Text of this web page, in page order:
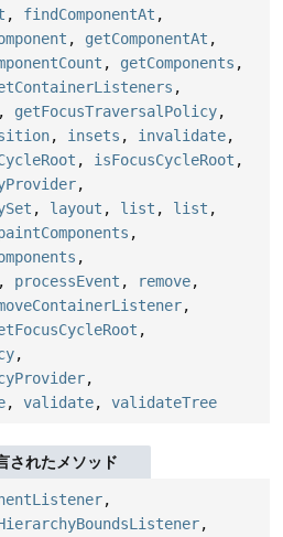
, findComponentAt ,
, getComponentAt ,
, getComponents ,
,
, getFocusTraversalPolicy,
, insets , invalidate,
, isFocusCycleRoot ,
,
, layout , list , list ,
,
,
, processEvent , remove,
,
,
,
,
, validate, validateTree
されたメソッド
,
,